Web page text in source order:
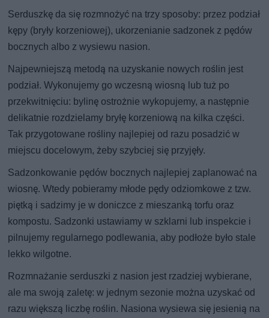
Serduszkę da się rozmnożyć na trzy sposoby: przez podział
kępy (bryły korzeniowej), ukorzenianie sadzonek z pędów
bocznych albo z wysiewu nasion.
Najpewniejszą metodą na uzyskanie nowych roślin jest
podział. Wykonujemy go wczesną wiosną lub tuż po
przekwitnięciu: bylinę ostrożnie wykopujemy, a następnie
delikatnie rozdzielamy bryłę korzeniową na kilka części.
Tak przygotowane rośliny najlepiej od razu posadzić w
miejscu docelowym, żeby szybciej się przyjęły.
Sadzonkowanie pędów bocznych najlepiej zaplanować na
wiosnę. Wtedy pobieramy młode pędy odziomkowe z tzw.
piętką i sadzimy je w doniczce z mieszanką torfu oraz
kompostu. Sadzonki ustawiamy w szklarni lub inspekcie i
pilnujemy regularnego podlewania, aby podłoże było stale
lekko wilgotne.
Rozmnażanie serduszki z nasion jest rzadziej wybierane,
ale ma swoją zaletę: w jednym sezonie można uzyskać od
razu większą liczbę roślin. Nasiona wysiewa się jesienią na